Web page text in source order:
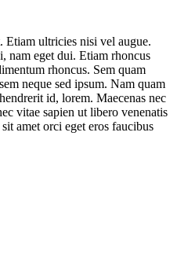
Etiam ultricies nisi vel augue.
nam eget dui. Etiam rhoncus
rhoncus. Sem quam
neque sed ipsum. Nam quam
id, lorem. Maecenas nec
vitae sapien ut libero venenatis
amet orci eget eros faucibus